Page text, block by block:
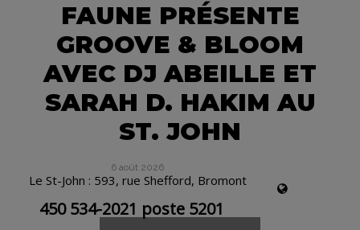
FAUNE PRÉSENTE
GROOVE & BLOOM
AVEC DJ ABEILLE ET
SARAH D. HAKIM AU
ST. JOHN
6 août 2026
Le St-John : 593, rue Shefford, Bromont
450 534-2021 poste 5201